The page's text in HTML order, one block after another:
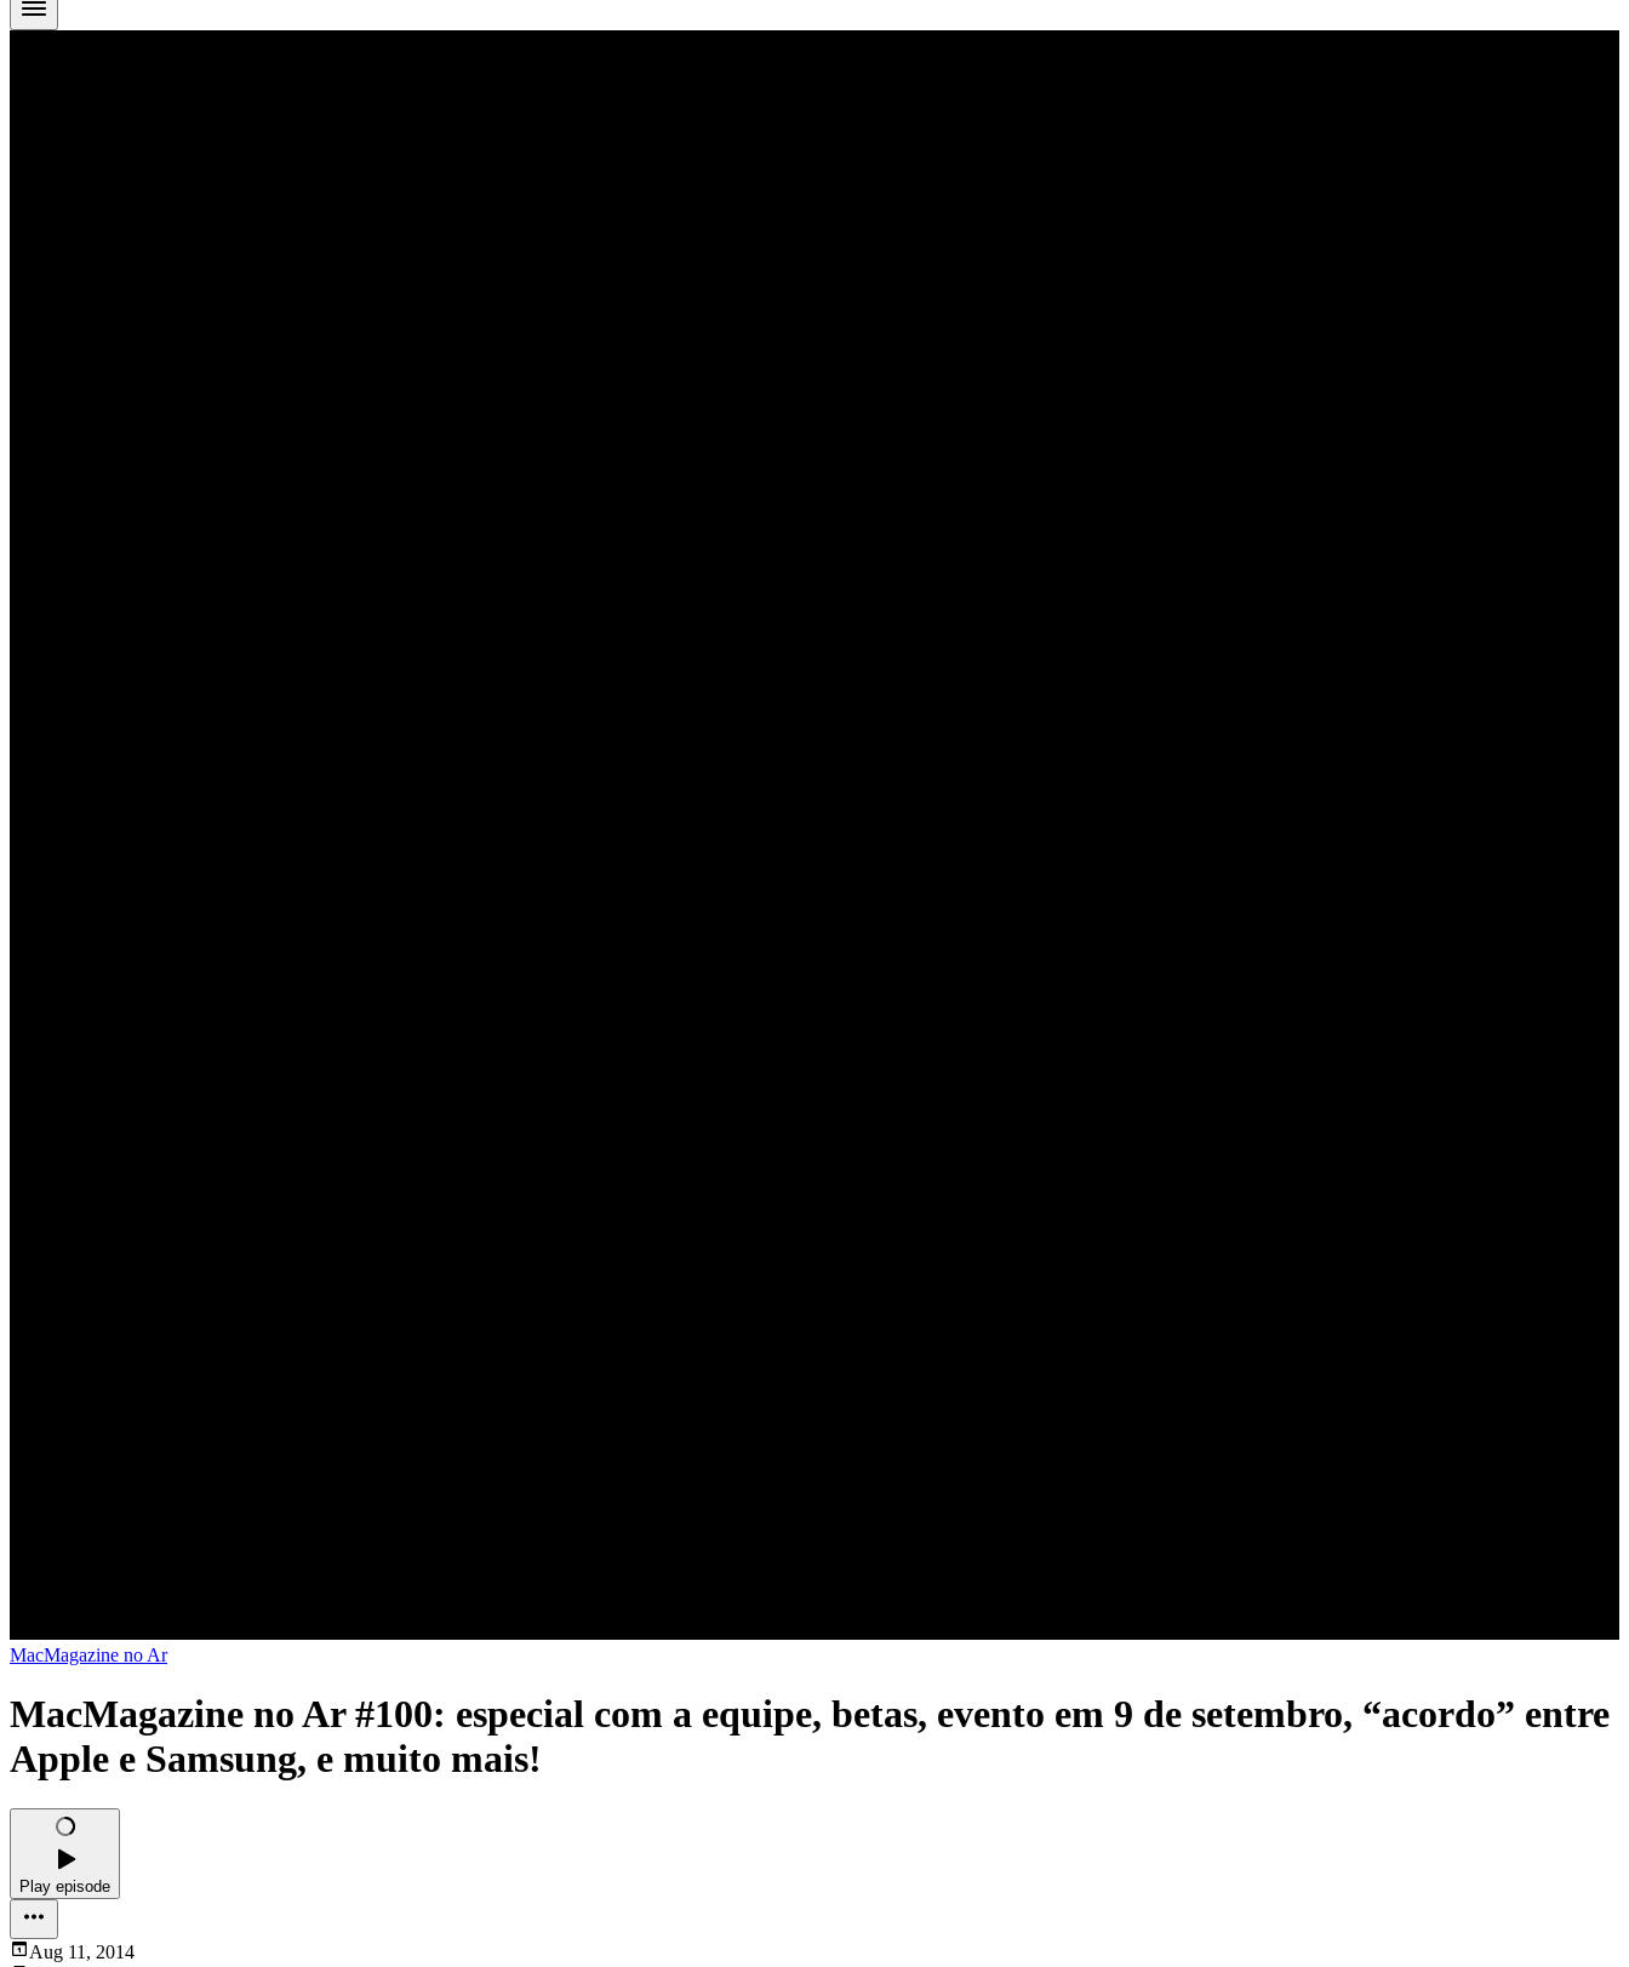
MacMagazine no Ar
MacMagazine no Ar #100: especial com a equipe, betas, evento em 9 de setembro, “acordo” entre
Apple e Samsung, e muito mais!
Play episode
Aug 11, 2014